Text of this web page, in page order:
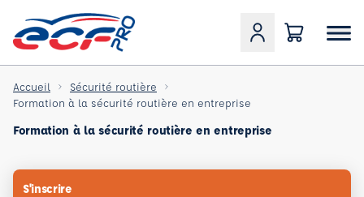
Accueil
Sécurité routière
Formation à la sécurité routière en entreprise
Formation à la sécurité routière en entreprise
S'inscrire